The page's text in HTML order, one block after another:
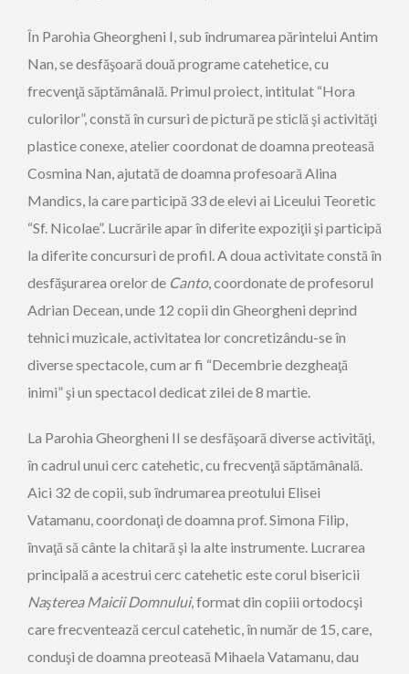
În Parohia Gheorgheni I, sub îndrumarea părintelui Antim
Nan, se desfăşoară două programe catehetice, cu
frecvenţă săptămânală. Primul proiect, intitulat “Hora
culorilor”, constă în cursuri de pictură pe sticlă şi activităţi
plastice conexe, atelier coordonat de doamna preoteasă
Cosmina Nan, ajutată de doamna profesoară Alina
Mandics, la care participă 33 de elevi ai Liceului Teoretic
“Sf. Nicolae”. Lucrările apar în diferite expoziţii şi participă
la diferite concursuri de profil. A doua activitate constă în
desfăşurarea orelor de Canto, coordonate de profesorul
Adrian Decean, unde 12 copii din Gheorgheni deprind
tehnici muzicale, activitatea lor concretizându-se în
diverse spectacole, cum ar fi “Decembrie dezgheaţă
inimi” şi un spectacol dedicat zilei de 8 martie.
La Parohia Gheorgheni II se desfăşoară diverse activităţi,
în cadrul unui cerc catehetic, cu frecvenţă săptămânală.
Aici 32 de copii, sub îndrumarea preotului Elisei
Vatamanu, coordonaţi de doamna prof. Simona Filip,
învaţă să cânte la chitară şi la alte instrumente. Lucrarea
principală a acestrui cerc catehetic este corul bisericii
Naşterea Maicii Domnului, format din copiii ortodocşi
care frecventează cercul catehetic, în număr de 15, care,
conduşi de doamna preoteasă Mihaela Vatamanu, dau